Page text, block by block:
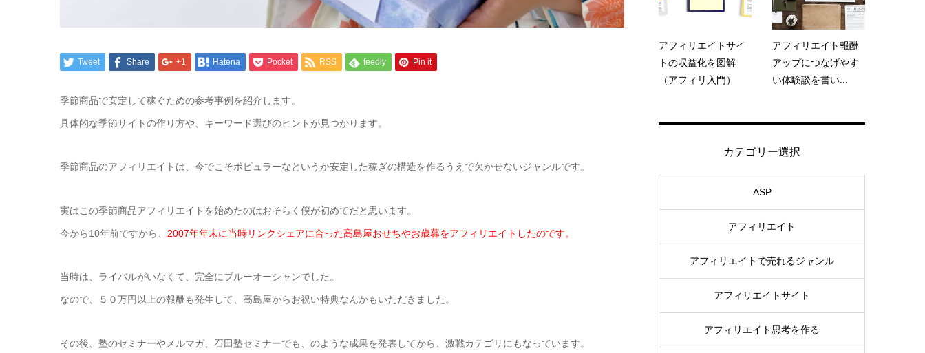
Tweet Share +1 Hatena Pocket RSS feedly Pin it
季節商品で安定して稼ぐための参考事例を紹介します。
具体的な季節サイトの作り方や、キーワード選びのヒントが見つかります。
季節商品のアフィリエイトは、今でこそポピュラーなというか安定した稼ぎの構造を作るうえで欠かせないジャンルです。
実はこの季節商品アフィリエイトを始めたのはおそらく僕が初めてだと思います。
今から10年前ですから、 2007年年末に当時リンクシェアに合った高島屋おせちやお歳暮をアフィリエイトしたのです。
当時は、ライバルがいなくて、完全にブルーオーシャンでした。
なので、５０万円以上の報酬も発生して、高島屋からお祝い特典なんかもいただきました。
その後、塾のセミナーやメルマガ、石田塾セミナーでも、のような成果を発表してから、激戦カテゴリにもなっています。
アフィリエイトサイ
トの収益化を図解
（アフィリ入門）
アフィリエイト報酬
アップにつなげやす
い体験談を書い...
カテゴリー選択
ASP
アフィリエイト
アフィリエイトで売れるジャンル
アフィリエイトサイト
アフィリエイト思考を作る